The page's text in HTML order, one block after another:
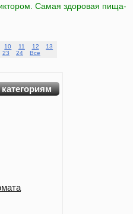
Самая здоровая пища-
10 11 12
13
23 24 Все